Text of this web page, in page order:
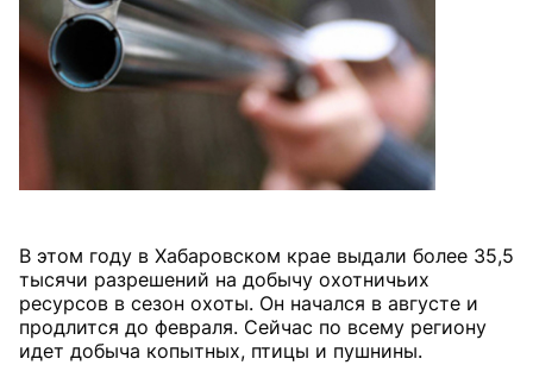
В этом году в Хабаровском крае выдали более 35,5
тысячи разрешений на добычу охотничьих
ресурсов в сезон охоты. Он начался в августе и
продлится до февраля. Сейчас по всему региону
идет добыча копытных, птицы и пушнины.